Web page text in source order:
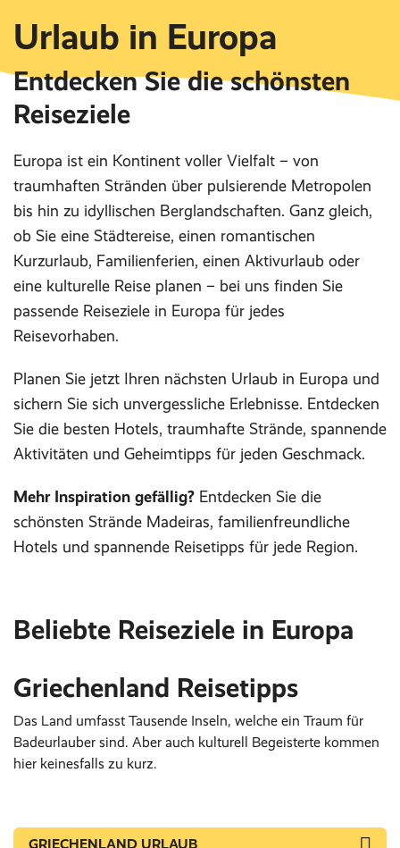
Urlaub in Europa
Entdecken Sie die schönsten
Reiseziele
Europa ist ein Kontinent voller Vielfalt – von
traumhaften Stränden über pulsierende Metropolen
bis hin zu idyllischen Berglandschaften. Ganz gleich,
ob Sie eine Städtereise, einen romantischen
Kurzurlaub, Familienferien, einen Aktivurlaub oder
eine kulturelle Reise planen – bei uns finden Sie
passende Reiseziele in Europa für jedes
Reisevorhaben.
Planen Sie jetzt Ihren nächsten Urlaub in Europa und
sichern Sie sich unvergessliche Erlebnisse. Entdecken
Sie die besten Hotels, traumhafte Strände, spannende
Aktivitäten und Geheimtipps für jeden Geschmack.
Mehr Inspiration gefällig? Entdecken Sie die
schönsten Strände Madeiras, familienfreundliche
Hotels und spannende Reisetipps für jede Region.
Beliebte Reiseziele in Europa
Griechenland Reisetipps
Das Land umfasst Tausende Inseln, welche ein Traum für
Badeurlauber sind. Aber auch kulturell Begeisterte kommen
hier keinesfalls zu kurz.
GRIECHENLAND URLAUB